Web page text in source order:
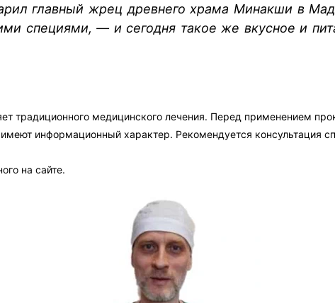
главный жрец древнего храма Минакши в
специями, — и сегодня такое же вкусное и
традиционного медицинского лечения. Перед применением
информационный характер. Рекомендуется консультация
на сайте.